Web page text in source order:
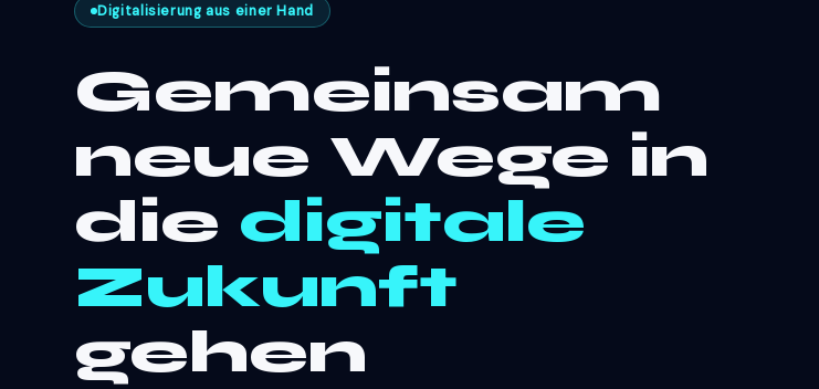
Digitalisierung aus einer Hand
Gemeinsam
neue Wege in
die digitale
Zukunft
gehen